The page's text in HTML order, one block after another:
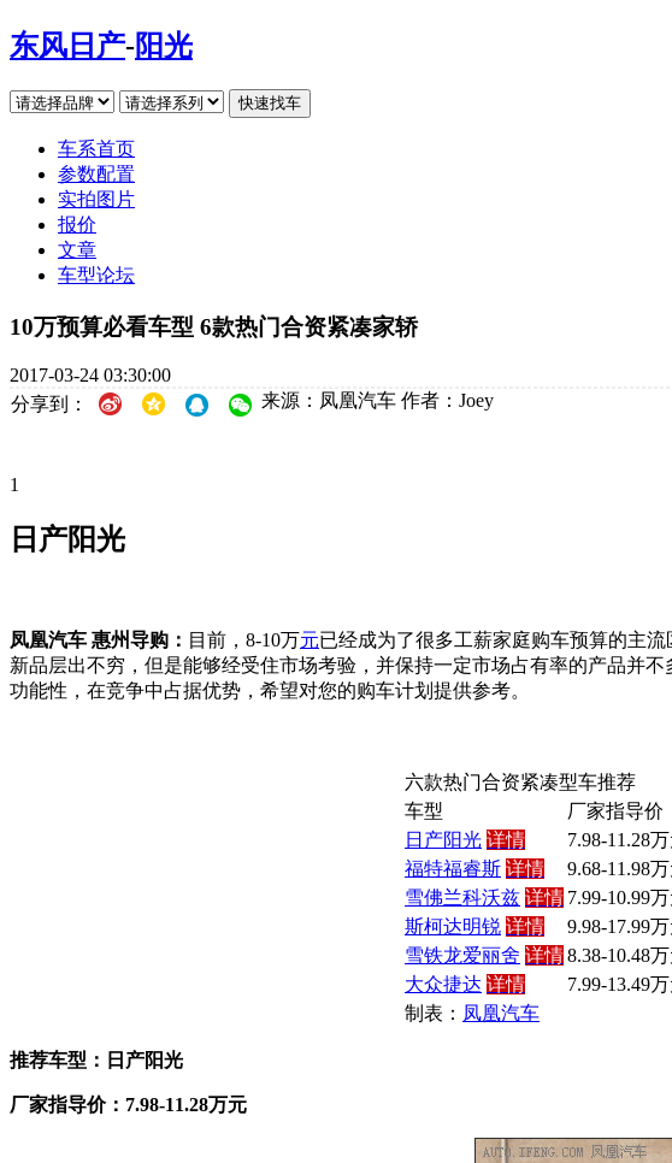
东风日产-阳光
车系首页
参数配置
实拍图片
报价
文章
车型论坛
10万预算必看车型 6款热门合资紧凑家轿
2017-03-24 03:30:00
分享到：
来源：凤凰汽车 作者：Joey
1
日产阳光
凤凰汽车 惠州导购： 目前，8-10万元已经成为了很多工薪家庭购车预算的主
新品层出不穷，但是能够经受住市场考验，并保持一定市场占有率的产品并
功能性，在竞争中占据优势，希望对您的购车计划提供参考。
六款热门合资紧凑型车推荐
车型
厂家指导价
日产阳光 详情 7.98-11.28
福特福睿斯 详情 9.68-11.98
雪佛兰科沃兹 详情 7.99-10.99
斯柯达明锐 详情 9.98-17.99
雪铁龙爱丽舍 详情8.38-10.48
大众捷达 详情 7.99-13.49
制表： 凤凰汽车
推荐车型：日产阳光
厂家指导价：7.98-11.28万元